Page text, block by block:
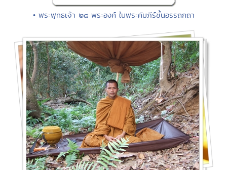
• พระพุทธเจ้า ๒๘ พระองค์ ในพระคัมภีร์ชั้นอรรถกถา